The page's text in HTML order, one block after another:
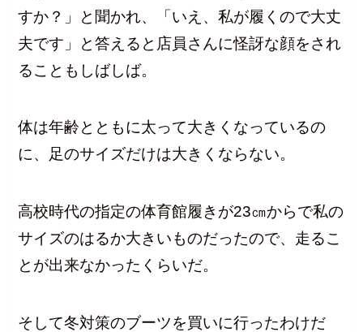
すか？」と聞かれ、「いえ、私が履くので大丈
夫です」と答えると店員さんに怪訝な顔をされ
ることもしばしば。
体は年齢とともに太って大きくなっているの
に、足のサイズだけは大きくならない。
高校時代の指定の体育館履きが23㎝からで私の
サイズのはるか大きいものだったので、走るこ
とが出来なかったくらいだ。
そして冬対策のブーツを買いに行ったわけだ